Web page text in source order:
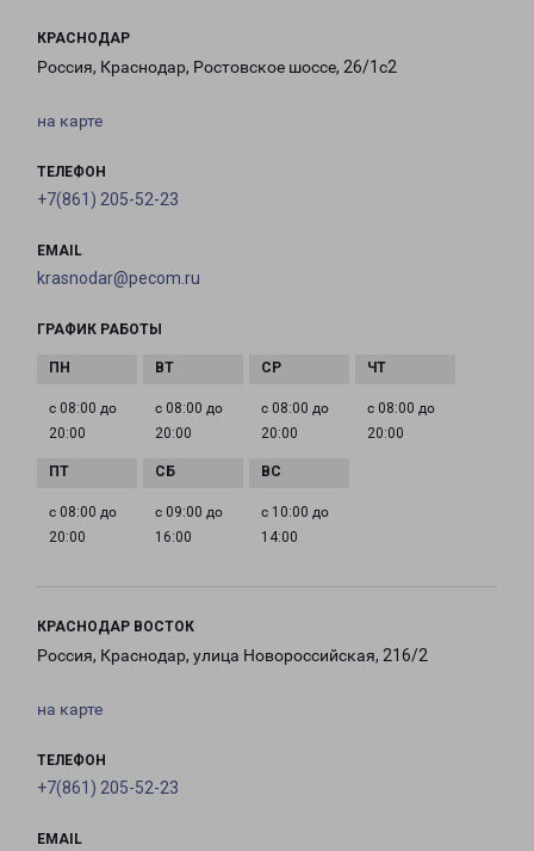
КРАСНОДАР
Россия, Краснодар, Ростовское шоссе, 26/1с2
на карте
ТЕЛЕФОН
+7(861) 205-52-23
EMAIL
krasnodar@pecom.ru
ГРАФИК РАБОТЫ
с 08:00 до
20:00
с 08:00 до
20:00
с 08:00 до
20:00
с 08:00 до
20:00
с 08:00 до
20:00
с 09:00 до
16:00
с 10:00 до
14:00
КРАСНОДАР ВОСТОК
Россия, Краснодар, улица Новороссийская, 216/2
на карте
ТЕЛЕФОН
+7(861) 205-52-23
EMAIL